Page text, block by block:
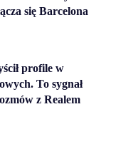
się Barcelona
profile w
To sygnał
z Realem